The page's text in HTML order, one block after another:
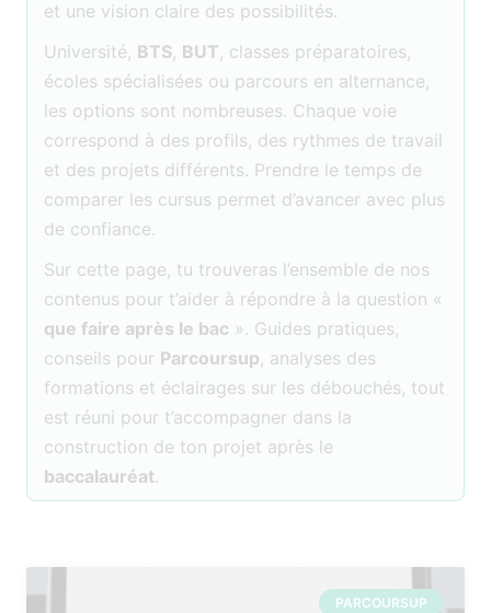
et une vision claire des possibilités.
Université, BTS, BUT, classes préparatoires,
écoles spécialisées ou parcours en alternance,
les options sont nombreuses. Chaque voie
correspond à des profils, des rythmes de travail
et des projets différents. Prendre le temps de
comparer les cursus permet d’avancer avec plus
de confiance.
Sur cette page, tu trouveras l’ensemble de nos
contenus pour t’aider à répondre à la question «
que faire après le bac ». Guides pratiques,
conseils pour Parcoursup, analyses des
formations et éclairages sur les débouchés, tout
est réuni pour t’accompagner dans la
construction de ton projet après le
baccalauréat.
PARCOURSUP